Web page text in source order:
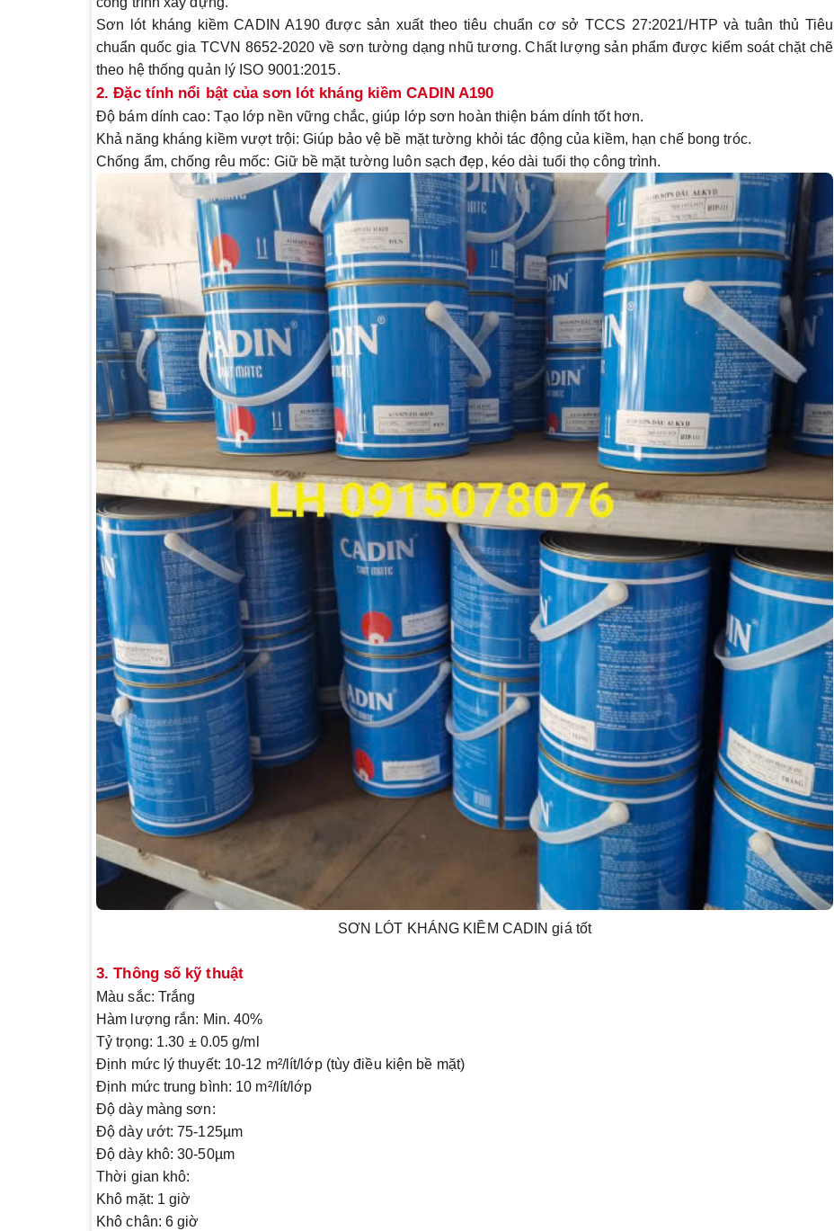
Sơn lót kháng kiềm CADIN A190 được sản xuất theo tiêu chuẩn cơ sở TCCS 27:2021/HTP và tuân thủ Tiêu
chuẩn quốc gia TCVN 8652-2020 về sơn tường dạng nhũ tương. Chất lượng sản phẩm được kiểm soát chặt chẽ
theo hệ thống quản lý ISO 9001:2015.
2. Đặc tính nổi bật của sơn lót kháng kiềm CADIN A190
Độ bám dính cao: Tạo lớp nền vững chắc, giúp lớp sơn hoàn thiện bám dính tốt hơn.
Khả năng kháng kiềm vượt trội: Giúp bảo vệ bề mặt tường khỏi tác động của kiềm, hạn chế bong tróc.
Chống ẩm, chống rêu mốc: Giữ bề mặt tường luôn sạch đẹp, kéo dài tuổi thọ công trình.
SƠN LÓT KHÁNG KIỀM CADIN giá tốt
3. Thông số kỹ thuật
Màu sắc: Trắng
Hàm lượng rắn: Min. 40%
Tỷ trọng: 1.30 ± 0.05 g/ml
Định mức lý thuyết: 10-12 m²/lít/lớp (tùy điều kiện bề mặt)
Định mức trung bình: 10 m²/lít/lớp
Độ dày màng sơn:
Độ dày ướt: 75-125µm
Độ dày khô: 30-50µm
Thời gian khô:
Khô mặt: 1 giờ
Khô chân: 6 giờ